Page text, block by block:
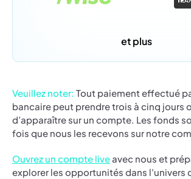
et plus
Veuillez noter: Tout paiement effectué
bancaire peut prendre trois à cinq jours
d’apparaître sur un compte. Les fonds
fois que nous les recevons sur notre
Ouvrez un compte liveavec nous et
explorer les opportunités dans l'univers